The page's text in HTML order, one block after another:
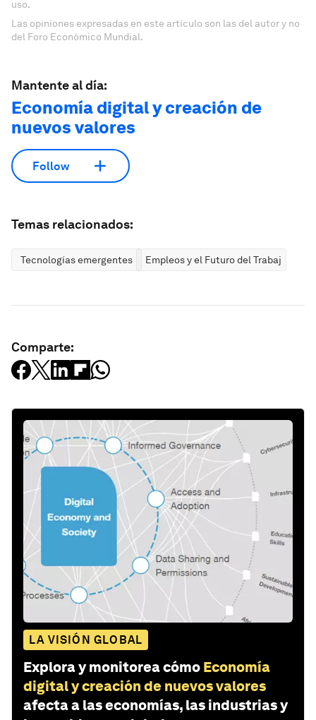
uso.
Las opiniones expresadas en este artículo son las del autor y no
del Foro Económico Mundial.
Mantente al día:
Economía digital y creación de
nuevos valores
Follow
Temas relacionados:
Tecnologías emergentes Empleos y el Futuro del Trabajo
Comparte:
LA VISIÓN GLOBAL
Explora y monitorea cómo Economía
digital y creación de nuevos valores
afecta a las economías, las industrias y